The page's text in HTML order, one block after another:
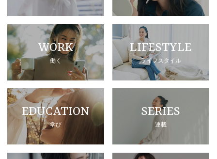
WORK
働く
LIFESTYLE
ライフスタイル
EDUCATION
学び
SERIES
連載